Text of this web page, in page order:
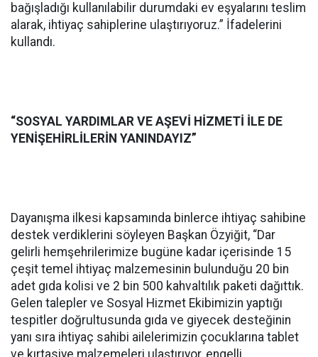
bağışladığı kullanılabilir durumdaki ev eşyalarını teslim
alarak, ihtiyaç sahiplerine ulaştırıyoruz.” İfadelerini
kullandı.
“SOSYAL YARDIMLAR VE AŞEVİ HİZMETİ İLE DE
YENİŞEHİRLİLERİN YANINDAYIZ”
Dayanışma ilkesi kapsamında binlerce ihtiyaç sahibine
destek verdiklerini söyleyen Başkan Özyiğit, “Dar
gelirli hemşehrilerimize bugüne kadar içerisinde 15
çeşit temel ihtiyaç malzemesinin bulunduğu 20 bin
adet gıda kolisi ve 2 bin 500 kahvaltılık paketi dağıttık.
Gelen talepler ve Sosyal Hizmet Ekibimizin yaptığı
tespitler doğrultusunda gıda ve giyecek desteğinin
yanı sıra ihtiyaç sahibi ailelerimizin çocuklarına tablet
ve kırtasiye malzemeleri ulaştırıyor, engelli